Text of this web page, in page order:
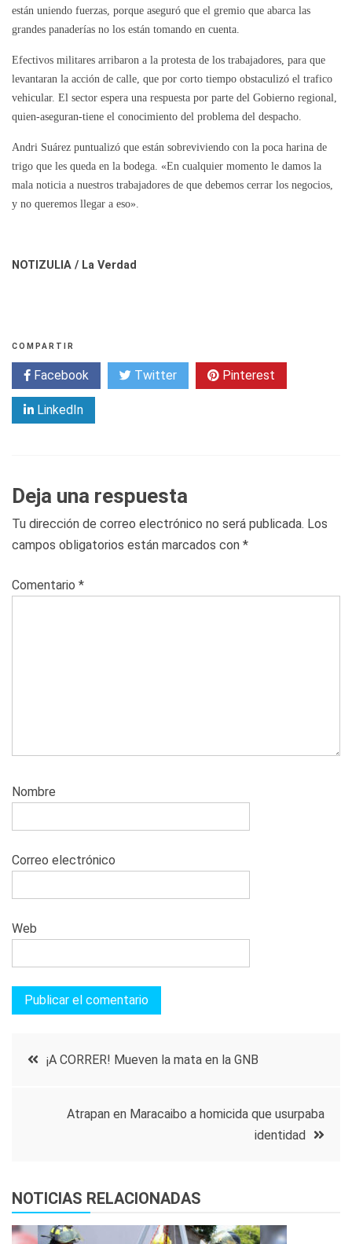
están uniendo fuerzas, porque aseguró que el gremio que abarca las
grandes panaderías no los están tomando en cuenta.
Efectivos militares arribaron a la protesta de los trabajadores, para que
levantaran la acción de calle, que por corto tiempo obstaculizó el trafico
vehicular. El sector espera una respuesta por parte del Gobierno regional,
quien-aseguran-tiene el conocimiento del problema del despacho.
Andri Suárez puntualizó que están sobreviviendo con la poca harina de
trigo que les queda en la bodega. «En cualquier momento le damos la
mala noticia a nuestros trabajadores de que debemos cerrar los negocios,
y no queremos llegar a eso».
NOTIZULIA / La Verdad
COMPARTIR
Facebook Twitter Pinterest
LinkedIn
Deja una respuesta
Tu dirección de correo electrónico no será publicada. Los
campos obligatorios están marcados con *
Comentario *
Nombre
Correo electrónico
Web
Navegación
¡A CORRER! Mueven la mata en la GNB
Atrapan en Maracaibo a homicida que usurpaba
identidad
NOTICIAS RELACIONADAS